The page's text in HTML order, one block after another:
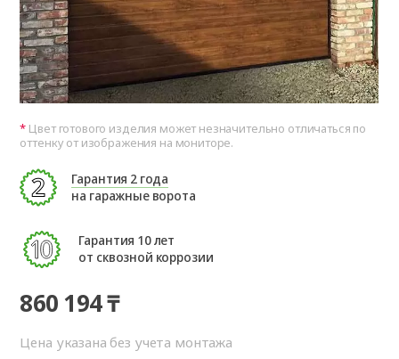
Цвет готового изделия может незначительно отличаться по
оттенку от изображения на мониторе.
Гарантия 2 года
на гаражные ворота
Гарантия 10 лет
от сквозной коррозии
860 194 ₸
Цена указана без учета монтажа